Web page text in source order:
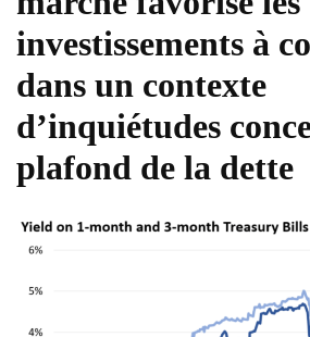
investissements à
dans un contexte
d’inquiétudes
plafond de la dette